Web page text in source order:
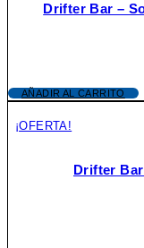
Drifter Bar –
AÑADIR AL CARRITO
¡OFERTA!
Drifter